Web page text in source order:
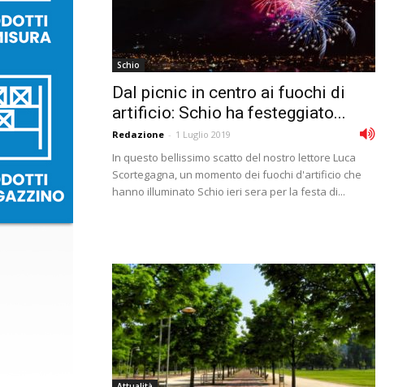
Schio
Dal picnic in centro ai fuochi di
artificio: Schio ha festeggiato...
Redazione - 1 Luglio 2019
In questo bellissimo scatto del nostro lettore Luca
Scortegagna, un momento dei fuochi d'artificio che
hanno illuminato Schio ieri sera per la festa di...